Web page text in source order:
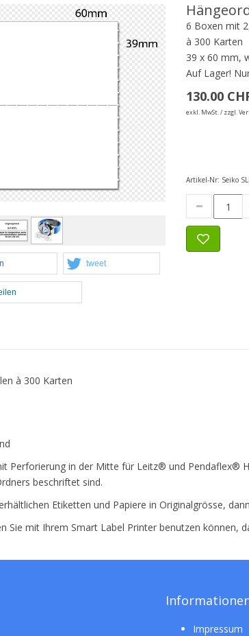
tweet
6 Boxen mit
à 300 Karten
39 x 60 mm,
Auf Lager!
130.00
exkl. MwSt. / zzgl.
Artikel-Nr: Seiko
à 300 Karten
Perforierung in der Mitte für Leitz® und Pendaflex®
beschriftet sind.
Etiketten und Papiere in Originalgrösse,
Sie mit Ihrem Smart Label Printer benutzen können,
Impressum